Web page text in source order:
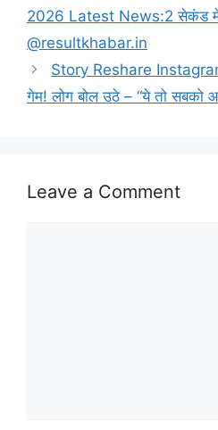
2026 Latest News:2 सेकंड में
@resultkhabar.in
Story Reshare Instagram
गेम! लोग बोल उठे – “ये तो सबको
Leave a Comment